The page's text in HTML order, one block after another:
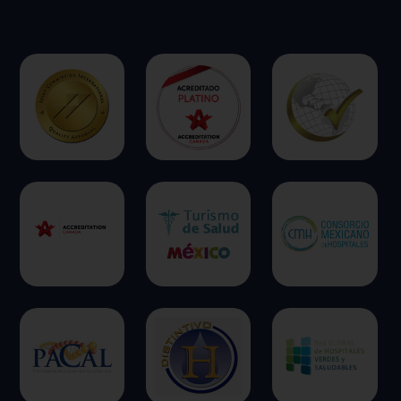
Permitir todas
Sistema de personalización de cookies
Cookies dirigidas
Cookies de funcionalidad
Cookies de rendimiento